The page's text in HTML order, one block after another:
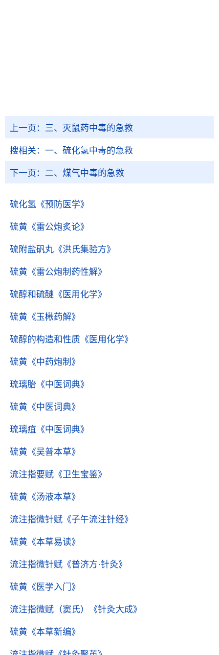
上一页： 三、灭鼠药中毒的急救
搜相关： 一、硫化氢中毒的急救
下一页： 二、煤气中毒的急救
硫化氢 《预防医学》
硫黄 《雷公炮炙论》
硫附盐矾丸 《洪氏集验方》
硫黄 《雷公炮制药性解》
硫醇和硫醚 《医用化学》
硫黄 《玉楸药解》
硫醇的构造和性质 《医用化学》
硫黄 《中药炮制》
琉璃胎 《中医词典》
硫黄 《中医词典》
琉璃疽 《中医词典》
硫黄 《吴普本草》
流注指要赋 《卫生宝鉴》
硫黄 《汤液本草》
流注指微针赋 《子午流注针经》
硫黄 《本草易读》
流注指微针赋 《普济方·针灸》
硫黄 《医学入门》
流注指微赋（窦氏） 《针灸大成》
硫黄 《本草新编》